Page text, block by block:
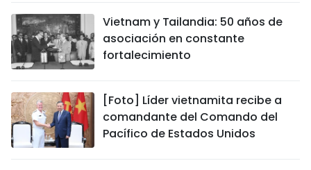
Vietnam y Tailandia: 50 años de
asociación en constante
fortalecimiento
[Foto] Líder vietnamita recibe a
comandante del Comando del
Pacífico de Estados Unidos